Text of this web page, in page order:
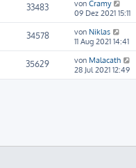
33483 von Cramy
09 Dez 2021 15:11
34578 von Niklas
11 Aug 2021 14:41
35629 von Malacath
28 Jul 2021 12:49